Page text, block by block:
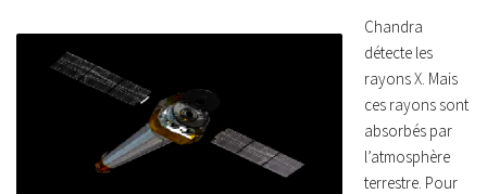
Chandra
détecte les
rayons X. Mais
ces rayons sont
absorbés par
l’atmosphère
terrestre. Pour